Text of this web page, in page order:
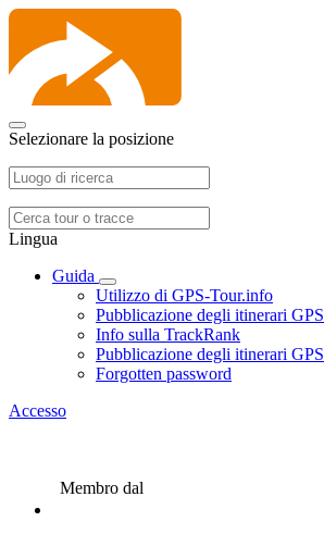
Selezionare la posizione
Lingua
Guida
Utilizzo di GPS-Tour.info
Pubblicazione degli itinerari GPS
Info sulla TrackRank
Pubblicazione degli itinerari GPS
Forgotten password
Accesso
Membro dal